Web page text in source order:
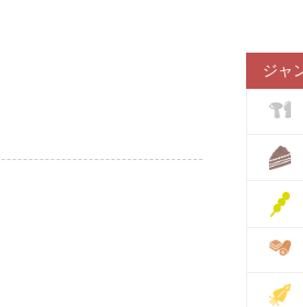
ジャ